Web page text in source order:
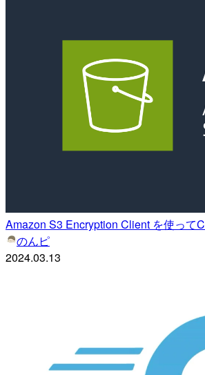
Amazon S3 Encryption Client を使って
のんピ
2024.03.13